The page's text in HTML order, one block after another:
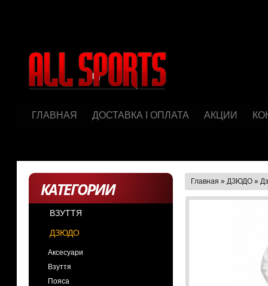
ГЛАВНАЯ ДОСТАВКА І ОПЛАТА АКЦИИ
КАТЕГОРИИ
ВЗУТТЯ
ДЗЮДО
Аксесуари
Взуття
Пояса
Главная » ДЗЮДО »